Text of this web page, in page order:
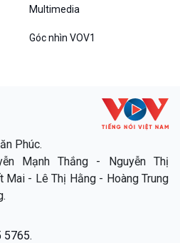
Multimedia
Góc nhìn VOV1
Phúc.
Mạnh Thắng - Nguyễn Thị
Mai - Lê Thị Hằng - Hoàng Trung
5765.